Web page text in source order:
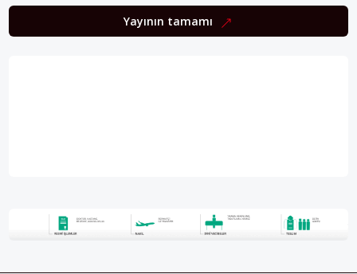
Yayının tamamı